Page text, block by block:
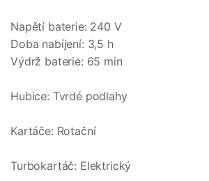
Napětí baterie: 240 V
Doba nabíjení: 3,5 h
Výdrž baterie: 65 min
Hubice: Tvrdé podlahy
Kartáče: Rotační
Turbokartáč: Elektrický